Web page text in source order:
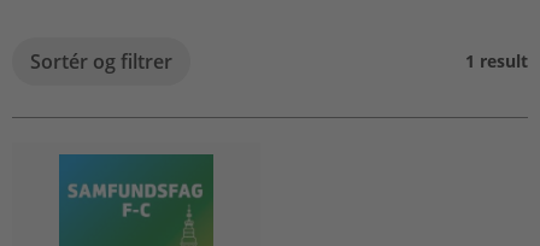
Sortér og filtrer 1 result